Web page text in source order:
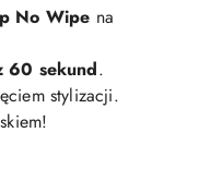
No Wipe na
60 sekund.
stylizacji.